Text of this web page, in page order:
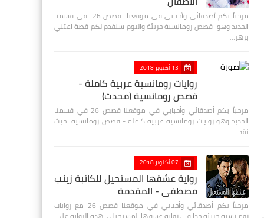
مرحباً بكم أصدقائي وأحبابي في موقعنا قصص 26 في قسمنا
الجديد وهو قصص رومانسية جريئة واليوم سنقدم لكم قصة اعتني
بزهر…
13 أكتوبر 2018
روايات رومانسية عربية كاملة -
قصص رومانسية (محدث)
مرحباً بكم أصدقائي وأحبابي في موقعنا قصص 26 في قسمنا
الجديد وهو روايات رومانسية عربية كاملة - قصص رومانسية حيث
نقد…
07 أكتوبر 2018
رواية عشقها المستحيل للكاتبة زينب
مصطفي - المقدمة
مرحباً بكم أصدقائي وأحبابي في موقعنا قصص 26 مع روايات